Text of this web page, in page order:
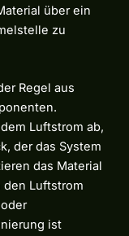
über ein
zu
Regel aus
Luftstrom ab,
der das System
das Material
Luftstrom
ist